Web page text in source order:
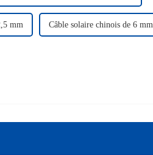
mm Câble solaire chinois de 6 mm